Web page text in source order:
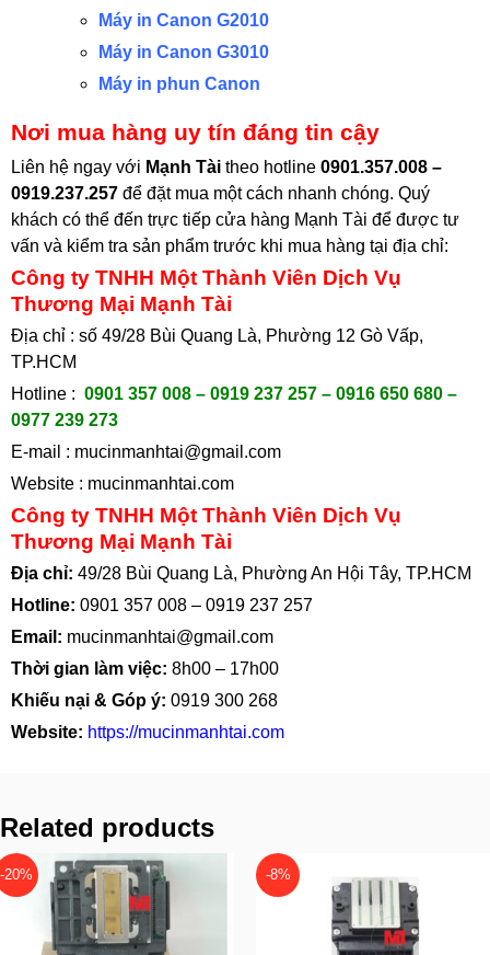
Máy in Canon G2010
Máy in Canon G3010
Máy in phun Canon
Nơi mua hàng uy tín đáng tin cậy
Liên hệ ngay với Mạnh Tài theo hotline 0901.357.008 –
0919.237.257 để đặt mua một cách nhanh chóng. Quý
khách có thể đến trực tiếp cửa hàng Mạnh Tài để được tư
vấn và kiểm tra sản phẩm trước khi mua hàng tại địa chỉ:
Công ty TNHH Một Thành Viên Dịch Vụ
Thương Mại Mạnh Tài
Địa chỉ : số 49/28 Bùi Quang Là, Phường 12 Gò Vấp,
TP.HCM
Hotline : 0901 357 008 – 0919 237 257 – 0916 650 680 –
0977 239 273
E-mail : mucinmanhtai@gmail.com
Website : mucinmanhtai.com
Công ty TNHH Một Thành Viên Dịch Vụ
Thương Mại Mạnh Tài
Địa chỉ: 49/28 Bùi Quang Là, Phường An Hội Tây, TP.HCM
Hotline: 0901 357 008 – 0919 237 257
Email: mucinmanhtai@gmail.com
Thời gian làm việc: 8h00 – 17h00
Khiếu nại & Góp ý: 0919 300 268
Website: https://mucinmanhtai.com
Related products
-20% -8%